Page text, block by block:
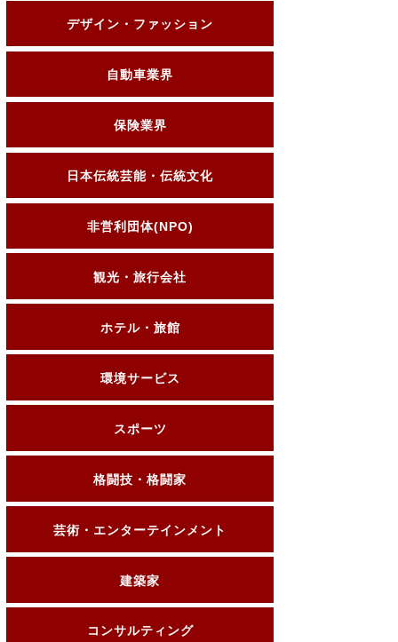
デザイン・ファッション
自動車業界
保険業界
日本伝統芸能・伝統文化
非営利団体(NPO)
観光・旅行会社
ホテル・旅館
環境サービス
スポーツ
格闘技・格闘家
芸術・エンターテインメント
建築家
コンサルティング